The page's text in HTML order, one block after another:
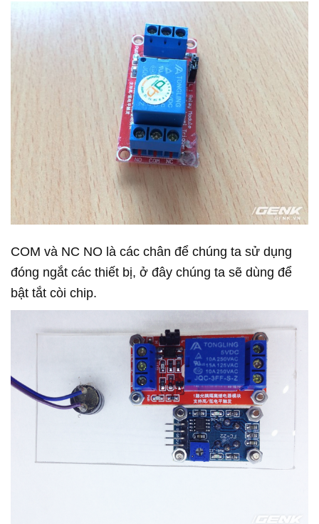
COM và NC NO là các chân để chúng ta sử dụng
đóng ngắt các thiết bị, ở đây chúng ta sẽ dùng để
bật tắt còi chip.